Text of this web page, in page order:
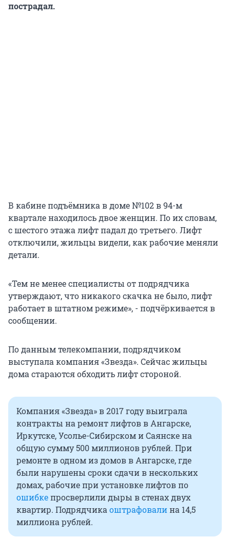
пострадал.
В кабине подъёмника в доме №102 в 94-м
квартале находилось двое женщин. По их словам,
с шестого этажа лифт падал до третьего. Лифт
отключили, жильцы видели, как рабочие меняли
детали.
«Тем не менее специалисты от подрядчика
утверждают, что никакого скачка не было, лифт
работает в штатном режиме», - подчёркивается в
сообщении.
По данным телекомпании, подрядчиком
выступала компания «Звезда». Сейчас жильцы
дома стараются обходить лифт стороной.
Компания «Звезда» в 2017 году выиграла
контракты на ремонт лифтов в Ангарске,
Иркутске, Усолье-Сибирском и Саянске на
общую сумму 500 миллионов рублей. При
ремонте в одном из домов в Ангарске, где
были нарушены сроки сдачи в нескольких
домах, рабочие при установке лифтов по
ошибкепросверлили дыры в стенах двух
квартир. Подрядчика оштрафовалина 14,5
миллиона рублей.